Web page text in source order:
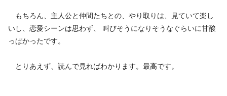
もちろん、主人公と仲間たちとの、やり取りは、見ていて楽し
いし、恋愛シーンは思わず、 叫びそうになりそうなぐらいに甘酸
っぱかったです。
とりあえず、読んで見ればわかります。最高です。